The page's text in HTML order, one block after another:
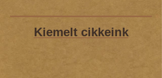
Kiemelt cikkeink